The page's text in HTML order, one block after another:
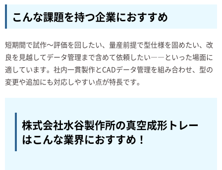
こんな課題を持つ企業におすすめ
短期間で試作～評価を回したい、量産前提で型仕様を固めたい、改
良を見越してデータ管理まで含めて依頼したい――といった場面に
適しています。社内一貫製作とCADデータ管理を組み合わせ、型の
変更や追加にも対応しやすい点が特長です。
株式会社水谷製作所の真空成形トレー
はこんな業界におすすめ！